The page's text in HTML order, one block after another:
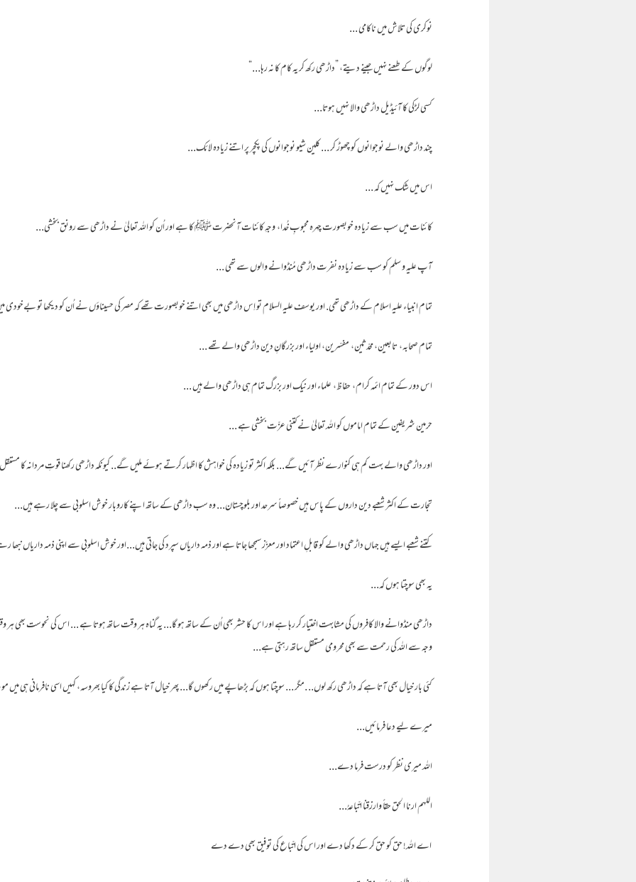
نوکری کی تلاش میں ناکامی ...
لوگوں کے طعنے نہیں جینے دیتے، ”داڑھی رکھ کر یہ کام کا نہ رہا...“
کسی لڑکی کا آئیڈیل داڑھی والا نہیں ہوتا...
چند داڑھی والے نوجوانوں کو چھوڑ کر ... کلین شیو نوجوانوں کی پکچر پر اتنے زیادہ لائک...
اس میں شک نہیں کہ ...
کائنات میں سب سے زیادہ خوبصورت چہرہ محبوبِ خُدا، وجہِ کائنات آنحضرت ﷺ کا ہے اور اُن کو اللہ تعالیٰ نے داڑھی سے رونق بخشی...
آپ علیہ و سلم کو سب سے زیادہ نفرت داڑھی مُنڈوانے والوں سے تھی ...
تمام انبیاء علیہ اسلام کے داڑھی تھی. اور یوسف علیہ السلام تو اِس داڑھی میں بھی اتنے خوبصورت تھے کہ مصر کی حسیناؤں نے اُن کو دیکھا تو
تمام صحابہ، تابعین، محدّثین، مفسّرین، اولیاء اور بزرگانِ دین داڑھی والے تھے ...
اس دور کے تمام ائمہ کرام، حفاظ، علماء اور نیک اور بزرگ تمام ہی داڑھی والے ہیں ...
حرمین شریفین کے تمام اماموں کو اللہ تعالیٰ نے کتنی عزّت بخشی ہے ...
اور داڑھی والے بہت کم ہی کنوارے نظر آئیں گے... بلکہ اکثر تو زیادہ کی خواہش کا اظہار کرتے ہوئے ملیں گے.. کیونکہ داڑھی رکھنا قوتِ مردانہ کا
تجارت کے اکثر شعبے دین داروں کے پاس ہیں خصوصاً سرحد اور بلوچستان... وہ سب داڑھی کے ساتھ اپنے کاروبار خوش اسلوبی سے چلا رہے ہیں...
کتنے شعبے ایسے ہیں جہاں داڑھی والے کو قابلِ اعتماد اور معزّز سمجھا جاتا ہے اور ذمہ داریاں سپرد کی جاتی ہیں...اور خوش اسلوبی سے اپنی ذمہ داریاں نبھا
یہ بھی سوچتا ہوں کہ...
داڑھی منڈوانے والا کافروں کی مشابہت اختیار کر رہا ہے اور اس کا حشر بھی اُن کے ساتھ ہو گا... یہ گناہ ہر وقت ساتھ ہوتا ہے ... اس کی نحوست بھی
وجہ سے اللہ کی رحمت سے بھی محرومی مستقل ساتھ رہتی ہے...
کئی بار خیال بھی آتا ہے کہ داڑھی رکھ لوں.. .مگر ... سوچتا ہوں کہ بڑھاپے میں رکھوں گا... پھر خیال آتا ہے زندگی کا کیا بھروسہ، کہیں اسی نافرمانی ہی
میرے لیے دعا فرمائیں...
اللہ میری نظر کو درست فرما دے...
اللہم ارنا الحق حقاً وارزقنا اتّباعہُ...
اے اللہ! حق کو حق کر کے دکھا دے اور اس کی اتّباع کی توفیق بھی دے دے